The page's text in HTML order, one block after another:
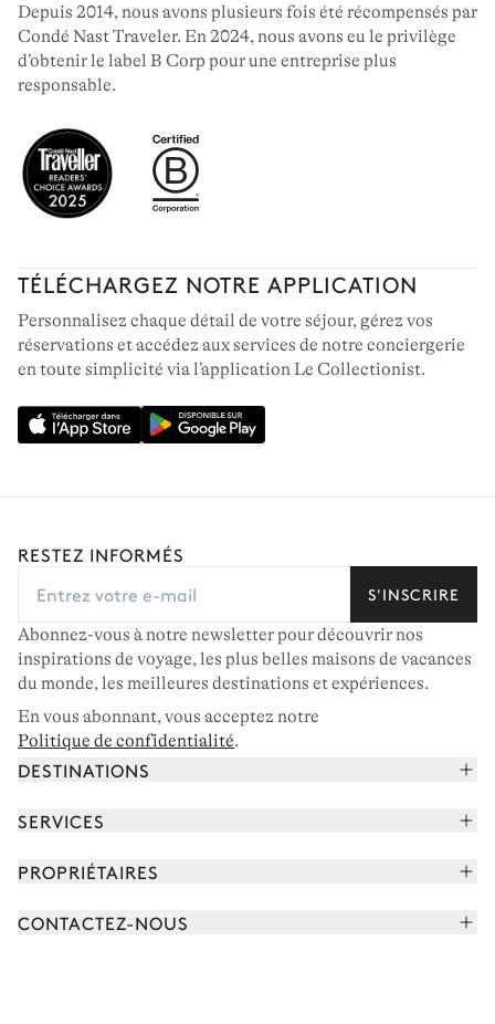
Depuis 2014, nous avons plusieurs fois été récompensés par
Condé Nast Traveler. En 2024, nous avons eu le privilège
d’obtenir le label B Corp pour une entreprise plus
responsable.
TÉLÉCHARGEZ NOTRE APPLICATION
Personnalisez chaque détail de votre séjour, gérez vos
réservations et accédez aux services de notre conciergerie
en toute simplicité via l’application Le Collectionist.
RESTEZ INFORMÉS
S'INSCRIRE
Abonnez-vous à notre newsletter pour découvrir nos
inspirations de voyage, les plus belles maisons de vacances
du monde, les meilleures destinations et expériences.
En vous abonnant, vous acceptez notre
Politique de confidentialité.
DESTINATIONS
Corse
Cap Ferret
SERVICES
Réserver vos vacances
Rencontrer votre concierge
PROPRIÉTAIRES
CONTACTEZ-NOUS